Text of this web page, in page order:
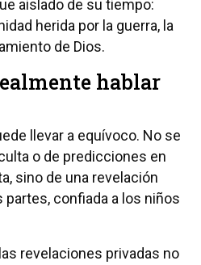
aislado de su tiempo:
herida por la guerra, la
de Dios.
hablar
llevar a equívoco. No se
o de predicciones en
sino de una revelación
partes, confiada a los niños
revelaciones privadas no